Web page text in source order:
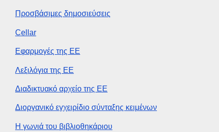
Προσβάσιμες δημοσιεύσεις
Cellar
Εφαρμογές της ΕΕ
Λεξιλόγια της ΕΕ
Διαδικτυακό αρχείο της ΕΕ
Διοργανικό εγχειρίδιο σύνταξης κειμένων
Η γωνιά του βιβλιοθηκάριου